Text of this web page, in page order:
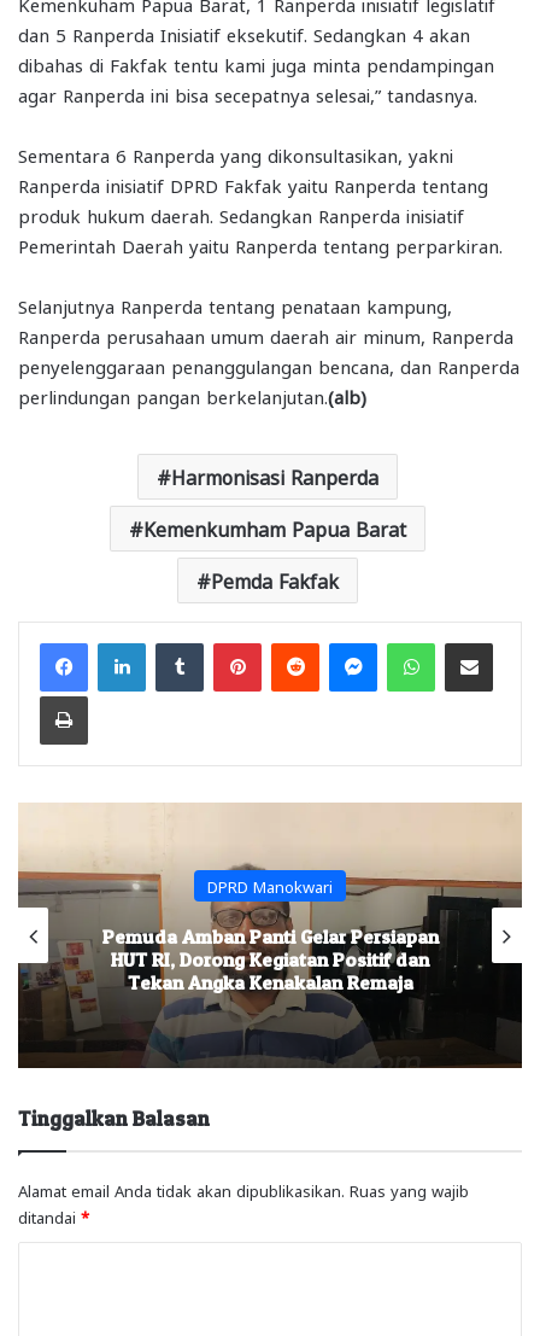
dan 5 Ranperda Inisiatif eksekutif. Sedangkan 4 akan
dibahas di Fakfak tentu kami juga minta pendampingan
agar Ranperda ini bisa secepatnya selesai,” tandasnya.
Sementara 6 Ranperda yang dikonsultasikan, yakni
Ranperda inisiatif DPRD Fakfak yaitu Ranperda tentang
produk hukum daerah. Sedangkan Ranperda inisiatif
Pemerintah Daerah yaitu Ranperda tentang perparkiran.
Selanjutnya Ranperda tentang penataan kampung,
Ranperda perusahaan umum daerah air minum, Ranperda
penyelenggaraan penanggulangan bencana, dan Ranperda
perlindungan pangan berkelanjutan. (alb)
Harmonisasi Ranperda
Kemenkumham Papua Barat
Pemda Fakfak
FacebookLinkedInTumblr PinterestReddit MessengerWhatsAppShare via Email
Print
DPRD Manokwari
Pemuda Amban Panti Gelar Persiapan
HUT RI, Dorong Kegiatan Positif dan
Tekan Angka Kenakalan Remaja
Tinggalkan Balasan
Alamat email Anda tidak akan dipublikasikan. Ruas yang wajib
ditandai *